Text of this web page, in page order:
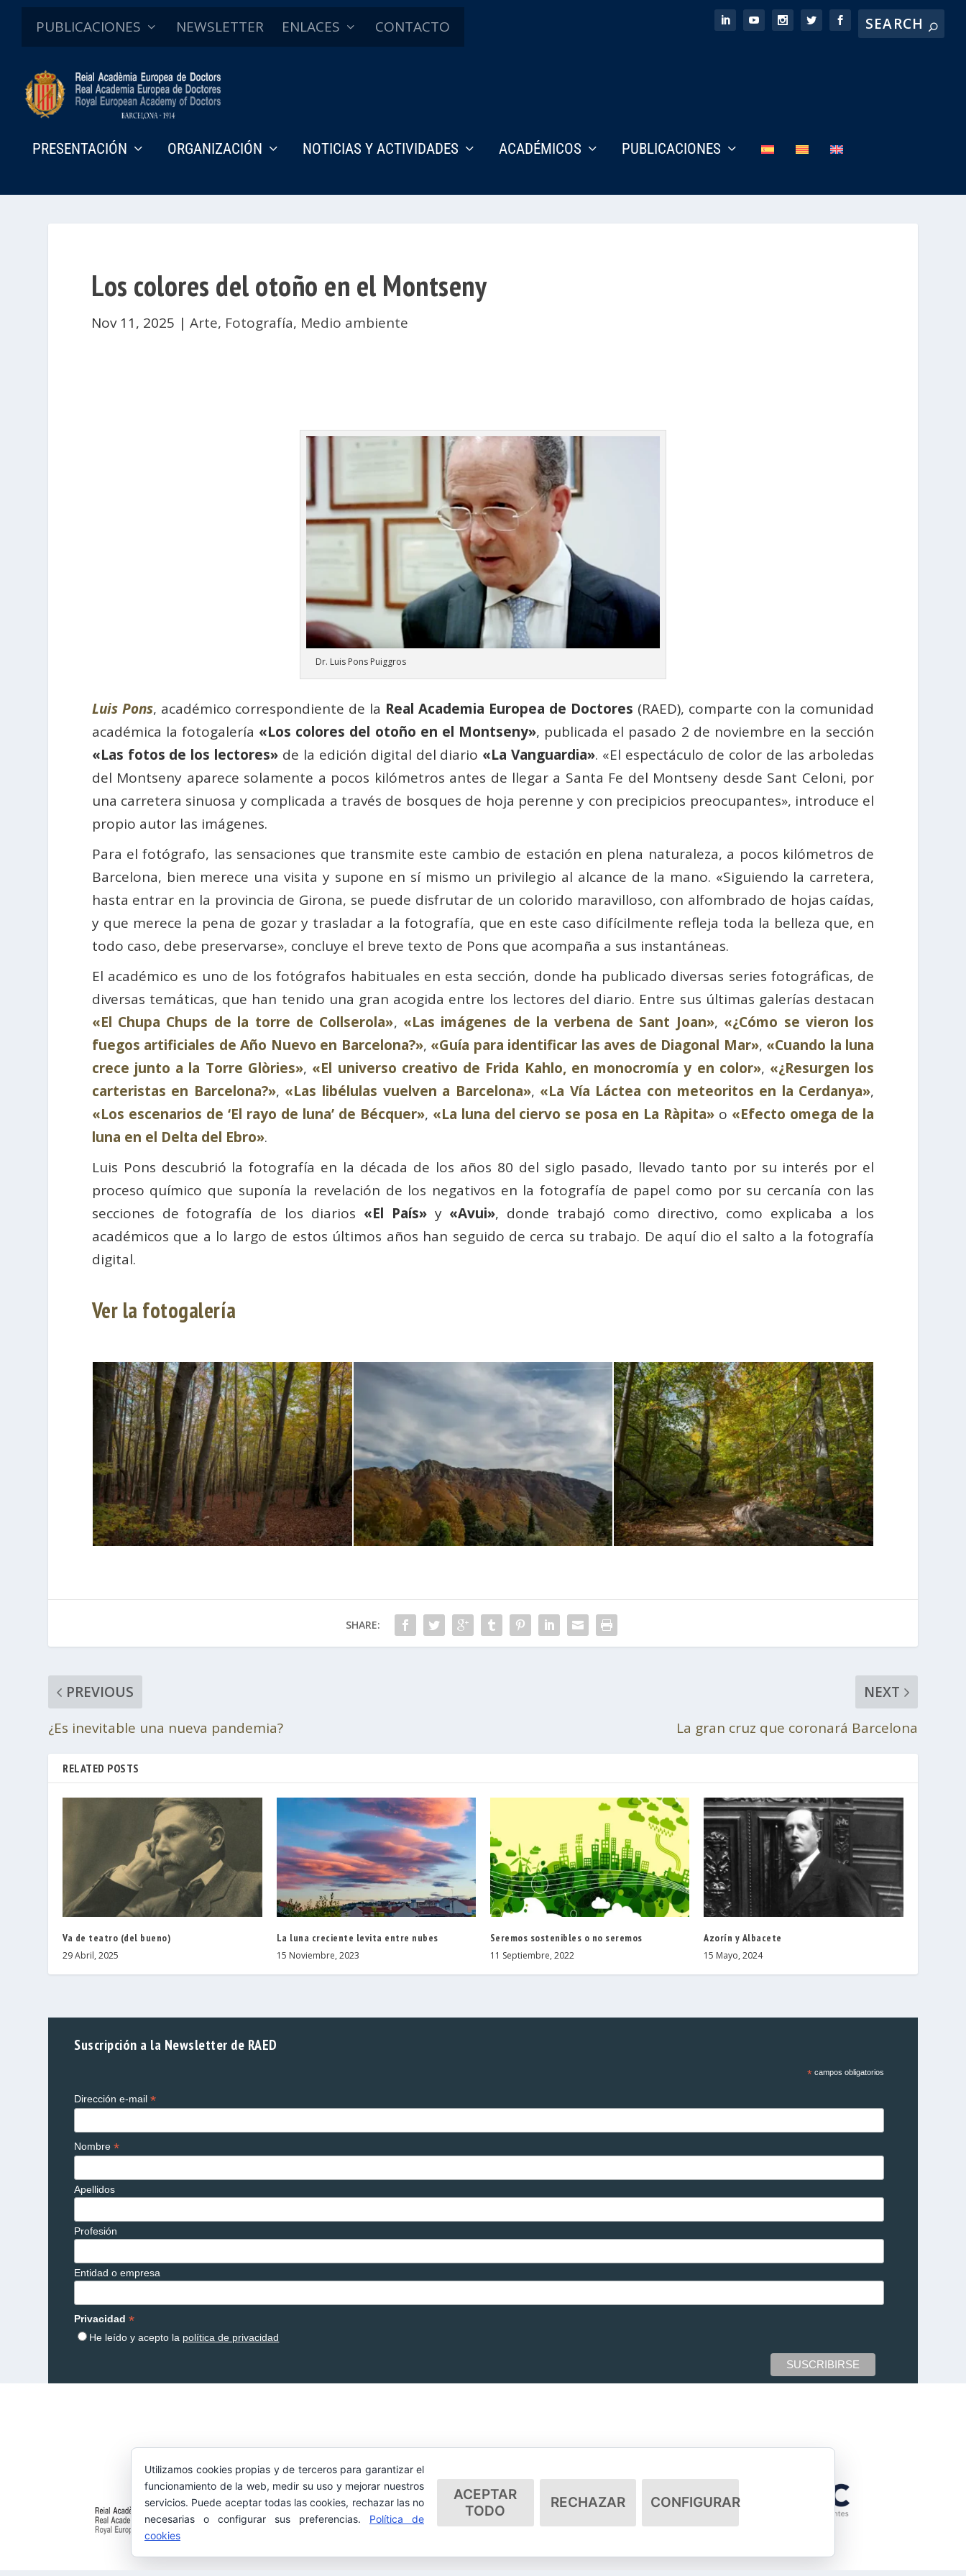
PUBLICACIONES NEWSLETTER ENLACES CONTACTO
PRESENTACIÓN ORGANIZACIÓN NOTICIAS Y ACTIVIDADES ACADÉMICOS PUBLICACIONES
Los colores del otoño en el Montseny
Nov 11, 2025 |Arte, Fotografía, Medio ambiente
Dr. Luis Pons Puiggros
Luis Pons, académico correspondiente de la Real Academia Europea de Doctores (RAED), comparte con la comunidad
académica la fotogalería «Los colores del otoño en el Montseny», publicada el pasado 2 de noviembre en la sección
«Las fotos de los lectores» de la edición digital del diario «La Vanguardia». «El espectáculo de color de las arboledas
del Montseny aparece solamente a pocos kilómetros antes de llegar a Santa Fe del Montseny desde Sant Celoni, por
una carretera sinuosa y complicada a través de bosques de hoja perenne y con precipicios preocupantes», introduce el
propio autor las imágenes.
Para el fotógrafo, las sensaciones que transmite este cambio de estación en plena naturaleza, a pocos kilómetros de
Barcelona, bien merece una visita y supone en sí mismo un privilegio al alcance de la mano. «Siguiendo la carretera,
hasta entrar en la provincia de Girona, se puede disfrutar de un colorido maravilloso, con alfombrado de hojas caídas,
y que merece la pena de gozar y trasladar a la fotografía, que en este caso difícilmente refleja toda la belleza que, en
todo caso, debe preservarse», concluye el breve texto de Pons que acompaña a sus instantáneas.
El académico es uno de los fotógrafos habituales en esta sección, donde ha publicado diversas series fotográficas, de
diversas temáticas, que han tenido una gran acogida entre los lectores del diario. Entre sus últimas galerías destacan
«El Chupa Chups de la torre de Collserola», «Las imágenes de la verbena de Sant Joan», «¿Cómo se vieron los
fuegos artificiales de Año Nuevo en Barcelona?», «Guía para identificar las aves de Diagonal Mar», «Cuando la luna
crece junto a la Torre Glòries», «El universo creativo de Frida Kahlo, en monocromía y en color», «¿Resurgen los
carteristas en Barcelona?», «Las libélulas vuelven a Barcelona», «La Vía Láctea con meteoritos en la Cerdanya»,
«Los escenarios de ‘El rayo de luna’ de Bécquer», «La luna del ciervo se posa en La Ràpita» o «Efecto omega de la
luna en el Delta del Ebro».
Luis Pons descubrió la fotografía en la década de los años 80 del siglo pasado, llevado tanto por su interés por el
proceso químico que suponía la revelación de los negativos en la fotografía de papel como por su cercanía con las
secciones de fotografía de los diarios «El País»y«Avui», donde trabajó como directivo, como explicaba a los
académicos que a lo largo de estos últimos años han seguido de cerca su trabajo. De aquí dio el salto a la fotografía
digital.
Ver la fotogalería
SHARE:
PREVIOUS
¿Es inevitable una nueva pandemia?
NEXT
La gran cruz que coronará Barcelona
RELATED POSTS
Va de teatro (del bueno)
29 Abril, 2025
La luna creciente levita entre nubes
15 Noviembre, 2023
Seremos sostenibles o no seremos
11 Septiembre, 2022
Azorín y Albacete
15 Mayo, 2024
Suscripción a la Newsletter de RAED
*campos obligatorios
Dirección e-mail*
Nombre*
Apellidos
Profesión
Entidad o empresa
Privacidad*
He leído y acepto la política de privacidad
Utilizamos cookies propias y de terceros para garantizar el
funcionamiento de la web, medir su uso y mejorar nuestros
servicios. Puede aceptar todas las cookies, rechazar las no
necesarias o configurar sus preferencias. Política de
cookies
ACEPTAR
TODO
RECHAZAR CONFIGURAR